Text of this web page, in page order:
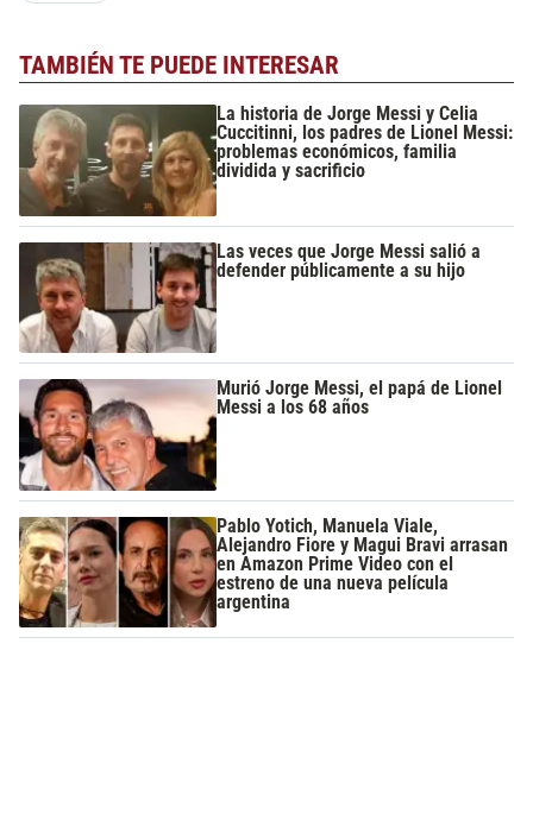
TAMBIÉN TE PUEDE INTERESAR
La historia de Jorge Messi y Celia
Cuccitinni, los padres de Lionel Messi:
problemas económicos, familia
dividida y sacrificio
Las veces que Jorge Messi salió a
defender públicamente a su hijo
Murió Jorge Messi, el papá de Lionel
Messi a los 68 años
Pablo Yotich, Manuela Viale,
Alejandro Fiore y Magui Bravi arrasan
en Amazon Prime Video con el
estreno de una nueva película
argentina